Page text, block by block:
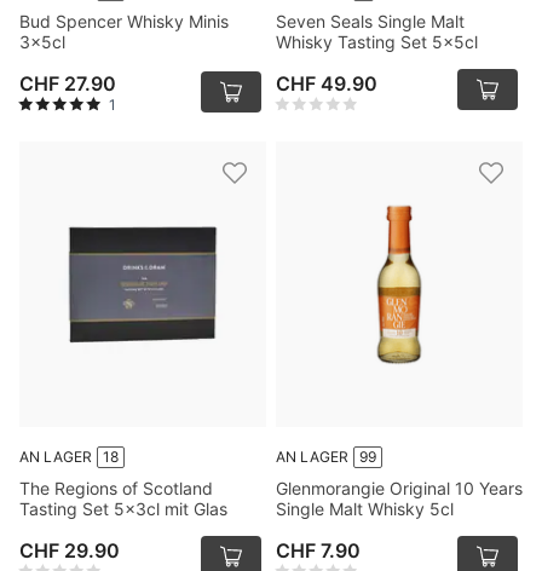
Bud Spencer Whisky Minis
3x5cl
CHF 27.90
1
Seven Seals Single Malt
Whisky Tasting Set 5x5cl
CHF 49.90
AN LAGER 18
The Regions of Scotland
Tasting Set 5x3cl mit Glas
CHF 29.90
AN LAGER 99
Glenmorangie Original 10 Years
Single Malt Whisky 5cl
CHF 7.90